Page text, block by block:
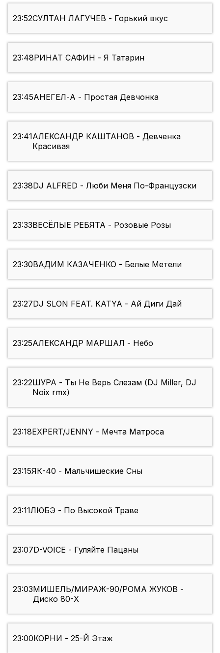
23:52СУЛТАН ЛАГУЧЕВ - Горький вкус
23:48РИНАТ САФИН - Я Татарин
23:45АНЕГЕЛ-А - Простая Девчонка
23:41АЛЕКСАНДР КАШТАНОВ - Девченка
Красивая
23:38DJ ALFRED - Люби Меня По-Французски
23:33ВЕСЁЛЫЕ РЕБЯТА - Розовые Розы
23:30ВАДИМ КАЗАЧЕНКО - Белые Метели
23:27DJ SLON FEAT. KATYA - Ай Диги Дай
23:25АЛЕКСАНДР МАРШАЛ - Небо
23:22ШУРА - Ты Не Верь Слезам (DJ Miller, DJ
Noix rmx)
23:18EXPERT/JENNY - Мечта Матроса
23:15ЯК-40 - Мальчишеские Сны
23:11ЛЮБЭ - По Высокой Траве
23:07D-VOICE - Гуляйте Пацаны
23:03МИШЕЛЬ/МИРАЖ-90/РОМА ЖУКОВ -
Диско 80-Х
23:00КОРНИ - 25-Й Этаж